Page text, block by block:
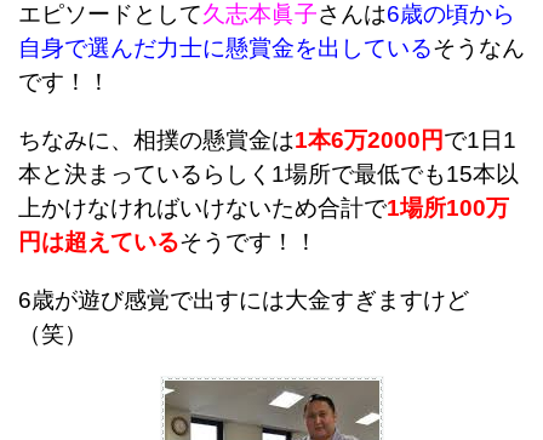
エピソードとして久志本眞子さんは6歳の頃から
自身で選んだ力士に懸賞金を出しているそうなん
です！！
ちなみに、相撲の懸賞金は1本6万2000円で1日1
本と決まっているらしく1場所で最低でも15本以
上かけなければいけないため合計で1場所100万
円は超えているそうです！！
6歳が遊び感覚で出すには大金すぎますけど
（笑）